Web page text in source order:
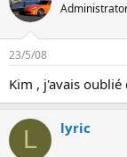
23/5/08
Kim , j'avais
L lyric